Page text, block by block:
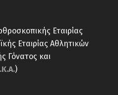
Εταιρίας
Εταιρίας Αθλητικών
Γόνατος και
)